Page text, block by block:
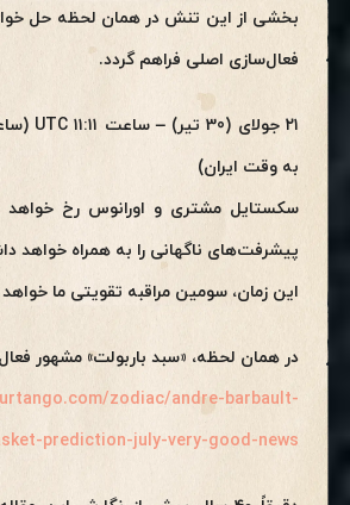
بخشی از این تنش در همان لحظه حل
فعال‌سازی اصلی فراهم گردد.
به وقت ایران)
سکستایل مشتری و اورانوس رخ
پیشرفت‌های ناگهانی را به همراه خواهد
این زمان، سومین مراقبه تقویتی ما خواهد
در همان لحظه، «سبد باربولت» مشهور
zodiac/andre-barbault-
prediction-july-very-good-news